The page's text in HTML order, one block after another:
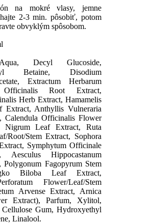
na mokré vlasy, jemne
2-3 min. pôsobiť, potom
obvyklým spôsobom.
Decyl Glucoside,
Betaine, Disodium
Extractum Herbarum
Officinalis Root Extract,
Herb Extract, Hamamelis
Extract, Anthyllis Vulneraria
Calendula Officinalis Flower
Nigrum Leaf Extract, Ruta
Root/Stem Extract, Sophora
Symphytum Officinale
Aesculus Hippocastanum
Polygonum Fagopyrum Stem
Biloba Leaf Extract,
Flower/Leaf/Stem
Arvense Extract, Arnica
Extract), Parfum, Xylitol,
Gum, Hydroxyethyl
Linalool.